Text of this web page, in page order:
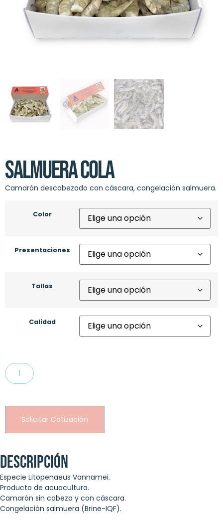
Salmuera Cola
Camarón descabezado con cáscara, congelación salmuera.
Color
Presentaciones
Tallas
Calidad
Solicitar Cotización
Descripción
Especie Litopenaeus Vannamei.
Producto de acuacultura.
Camarón sin cabeza y con cáscara.
Congelación salmuera (Brine-IQF).